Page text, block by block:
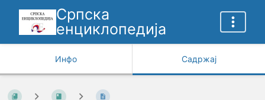
Српска
енциклопедија
Инфо Садржај